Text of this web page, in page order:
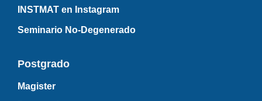
INSTMAT en Instagram
Seminario No-Degenerado
Postgrado
Magister